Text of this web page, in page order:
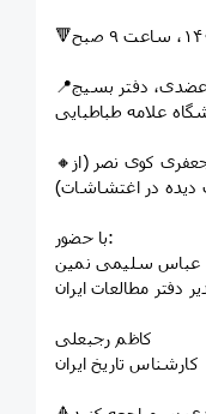
📍حرکت از خیابان کریمخان، نبش عضدی، دفتر بسیج
علامه طباطبایی
🔸بازدید از: حسینیه جماران، مسجد جعفری کوی نصر (از
در اغتشاشات)
با حضور:
عباس سلیمی نمین
دفتر مطالعات ایران
کاظم رجبعلی
کارشناس تاریخ ایران